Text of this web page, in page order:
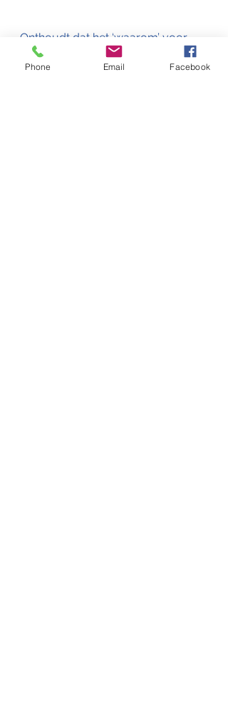
Onthoudt dat het ‘waarom’ voor
deze kinderen essentieel is!
Phone Email Facebook